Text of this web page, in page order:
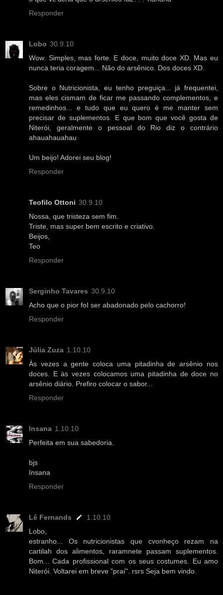
Responder
Lobo 30.9.10
Wow. Simples, mas forte. E doce, muito doce XD. Mas eu
nunca teria coragem... Não do arsênico. Dos doces XD.
Sobre o Nutricionista, eu tenho preguiça... já frequentei,
mas eles cismam de ficar me passando complementos, e
remedinhos... e tudo que eu quero é me manter sem
precisar de suplementos. E que bom que você gosta de
Niterói, geralmente o pessoal do Rio diz o contrário
ahauahauahau
Um beijo! Adorei seu blog!
Responder
Teofilo Ottoni 30.9.10
Nossa, que tristeza sem fim.
Triste, mas super bem escrito e criativo.
Beijos,
Teo
Responder
Serginho Tavares 30.9.10
Acho que o pior foI ser abadonado pelo cachorro!
Responder
Júlia Zuza 1.10.10
Às vezes a gente coloca uma pitadinha de arsênio nos
doces. E às vezes colocamos uma pitadinha de doce no
arsênio diário. Prefiro colocar o sabor...
Responder
Insana 1.10.10
Perfeita em sua sabedoria.
bjs
Insana
Responder
Lê Fernands
1.10.10
Lobo,
estranho... Os nutricionistas que cvonheço rezam na
cartilah dos alimentos, raramnete passam suplementos.
Bom... Cada profissional com os seus costumes. Eu amo
Niterói. Voltarei em breve "praí". rsrs Seja bem vindo.